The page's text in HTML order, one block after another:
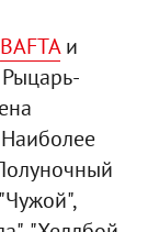
BAFTAи
Рыцарь-